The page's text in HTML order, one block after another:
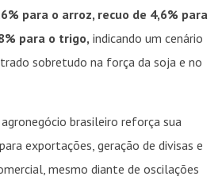
para o arroz, recuo de 4,6% para
para o trigo, indicando um cenário
sobretudo na força da soja e no
brasileiro reforça sua
exportações, geração de divisas e
mesmo diante de oscilações